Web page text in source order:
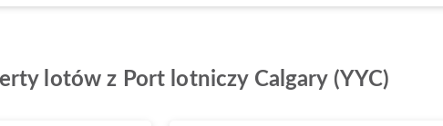
lotów z Port lotniczy Calgary (YYC)